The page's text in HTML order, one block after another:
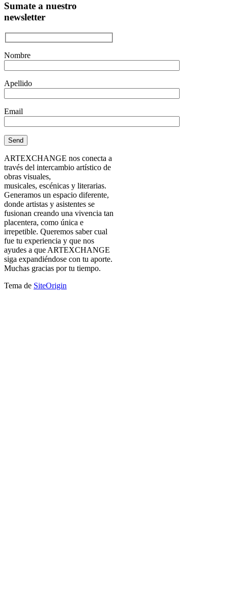
Sumate a nuestro
newsletter
Nombre
Apellido
Email
ARTEXCHANGE nos conecta a
través del intercambio artístico de
obras visuales,
musicales, escénicas y literarias.
Generamos un espacio diferente,
donde artistas y asistentes se
fusionan creando una vivencia tan
placentera, como única e
irrepetible. Queremos saber cual
fue tu experiencia y que nos
ayudes a que ARTEXCHANGE
siga expandiéndose con tu aporte.
Muchas gracias por tu tiempo.
Tema de SiteOrigin